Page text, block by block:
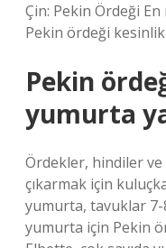
Çin: Pekin Ördeği
Pekin ördeği
Pekin
yumurta
Ördekler, hindiler
çıkarmak için
yumurta, tavuklar
yumurta için Pekin